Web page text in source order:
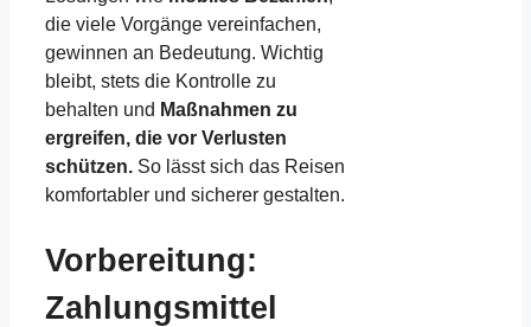
die viele Vorgänge vereinfachen,
gewinnen an Bedeutung. Wichtig
bleibt, stets die Kontrolle zu
behalten und Maßnahmen zu
ergreifen, die vor Verlusten
schützen. So lässt sich das Reisen
komfortabler und sicherer gestalten.
Vorbereitung:
Zahlungsmittel